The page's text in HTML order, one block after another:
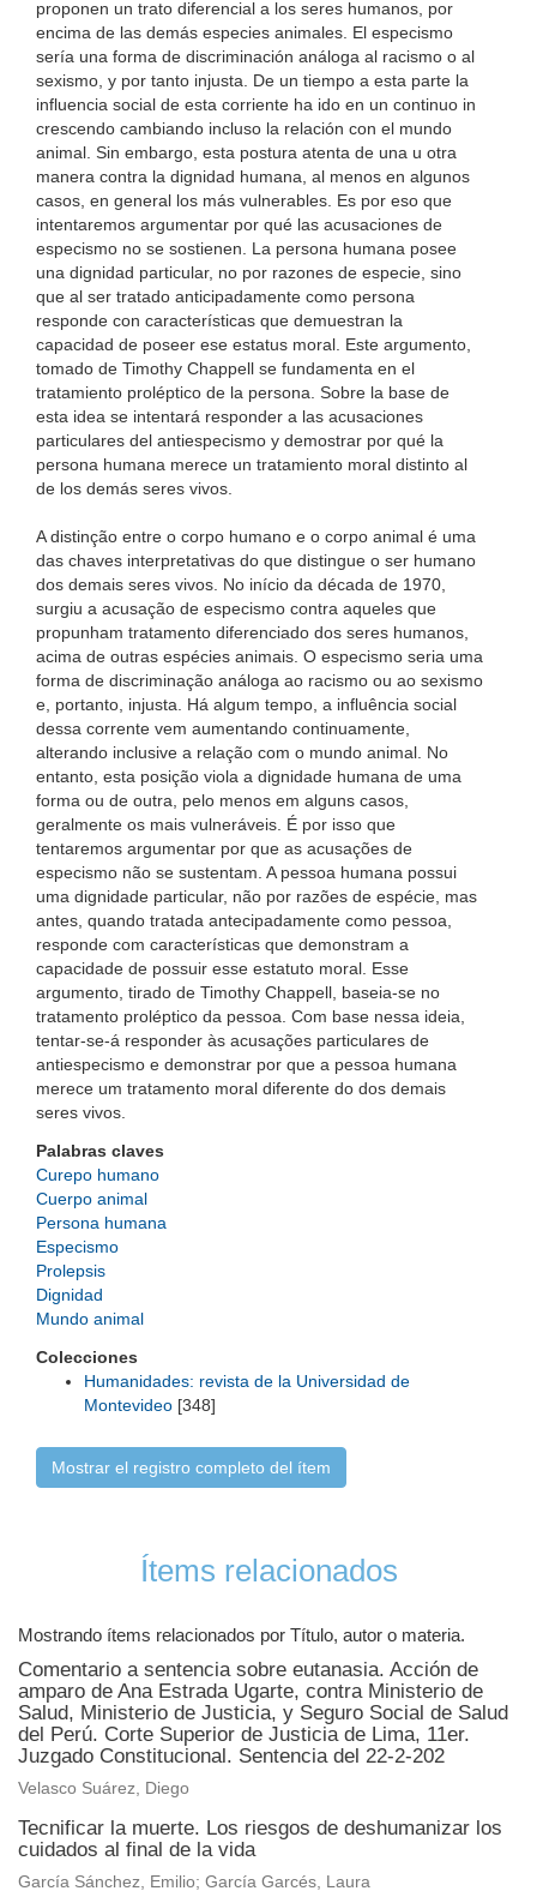
proponen un trato diferencial a los seres humanos, por
encima de las demás especies animales. El especismo
sería una forma de discriminación análoga al racismo o al
sexismo, y por tanto injusta. De un tiempo a esta parte la
influencia social de esta corriente ha ido en un continuo in
crescendo cambiando incluso la relación con el mundo
animal. Sin embargo, esta postura atenta de una u otra
manera contra la dignidad humana, al menos en algunos
casos, en general los más vulnerables. Es por eso que
intentaremos argumentar por qué las acusaciones de
especismo no se sostienen. La persona humana posee
una dignidad particular, no por razones de especie, sino
que al ser tratado anticipadamente como persona
responde con características que demuestran la
capacidad de poseer ese estatus moral. Este argumento,
tomado de Timothy Chappell se fundamenta en el
tratamiento proléptico de la persona. Sobre la base de
esta idea se intentará responder a las acusaciones
particulares del antiespecismo y demostrar por qué la
persona humana merece un tratamiento moral distinto al
de los demás seres vivos.
A distinção entre o corpo humano e o corpo animal é uma
das chaves interpretativas do que distingue o ser humano
dos demais seres vivos. No início da década de 1970,
surgiu a acusação de especismo contra aqueles que
propunham tratamento diferenciado dos seres humanos,
acima de outras espécies animais. O especismo seria uma
forma de discriminação análoga ao racismo ou ao sexismo
e, portanto, injusta. Há algum tempo, a influência social
dessa corrente vem aumentando continuamente,
alterando inclusive a relação com o mundo animal. No
entanto, esta posição viola a dignidade humana de uma
forma ou de outra, pelo menos em alguns casos,
geralmente os mais vulneráveis. É por isso que
tentaremos argumentar por que as acusações de
especismo não se sustentam. A pessoa humana possui
uma dignidade particular, não por razões de espécie, mas
antes, quando tratada antecipadamente como pessoa,
responde com características que demonstram a
capacidade de possuir esse estatuto moral. Esse
argumento, tirado de Timothy Chappell, baseia-se no
tratamento proléptico da pessoa. Com base nessa ideia,
tentar-se-á responder às acusações particulares de
antiespecismo e demonstrar por que a pessoa humana
merece um tratamento moral diferente do dos demais
seres vivos.
Palabras claves
Curepo humano
Cuerpo animal
Persona humana
Especismo
Prolepsis
Dignidad
Mundo animal
Colecciones
Humanidades: revista de la Universidad de
Montevideo [348]
Mostrar el registro completo del ítem
Ítems relacionados
Mostrando ítems relacionados por Título, autor o materia.
Comentario a sentencia sobre eutanasia. Acción de
amparo de Ana Estrada Ugarte, contra Ministerio de
Salud, Ministerio de Justicia, y Seguro Social de Salud
del Perú. Corte Superior de Justicia de Lima, 11er.
Juzgado Constitucional. Sentencia del 22-2-202
Velasco Suárez, Diego
Tecnificar la muerte. Los riesgos de deshumanizar los
cuidados al final de la vida
García Sánchez, Emilio; García Garcés, Laura